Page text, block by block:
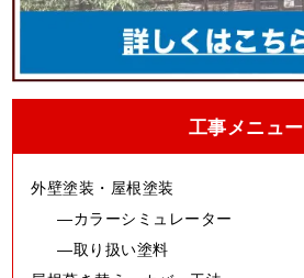
工事メニュー
外壁塗装・屋根塗装
カラーシミュレーター
取り扱い塗料